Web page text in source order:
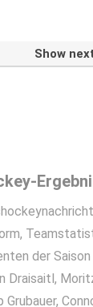
Show
der
Draisaitl,